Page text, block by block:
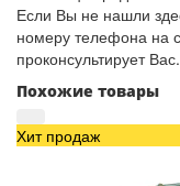
Если Вы не нашли
номеру телефона на
проконсультирует Вас.
Похожие товары
Хит продаж